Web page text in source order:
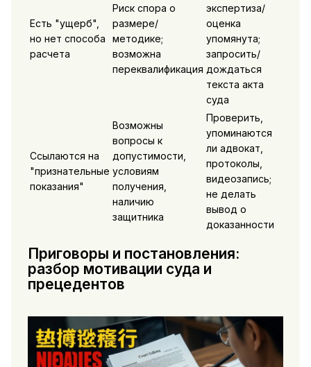
Есть "ущерб",
но нет способа
расчета
Риск спора о
размере/
методике;
возможна
переквалификация
экспертиза/
оценка
упомянута;
запросить/
дождаться
текста акта
суда
Ссылаются на
"признательные
показания"
Возможны
вопросы к
допустимости,
условиям
получения,
наличию
защитника
Проверить,
упоминаются
ли адвокат,
протоколы,
видеозапись;
не делать
вывод о
доказанности
Приговоры и постановления:
разбор мотивации суда и
прецедентов